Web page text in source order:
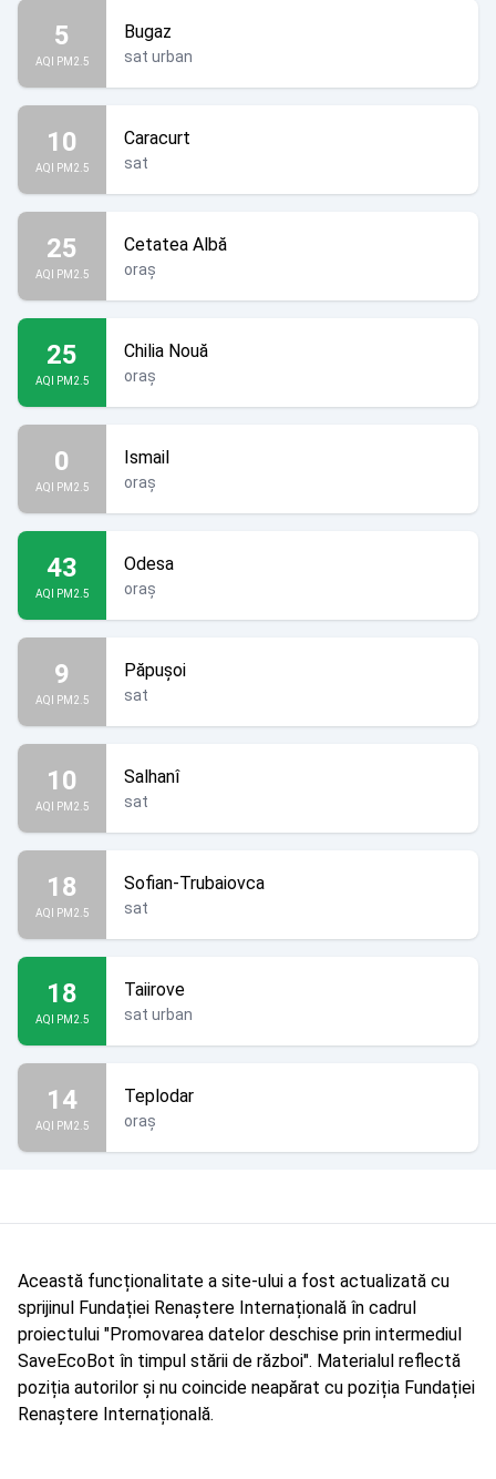
5
AQI PM2.5
Bugaz
sat urban
10
AQI PM2.5
Caracurt
sat
25
AQI PM2.5
Cetatea Albă
oraș
25
AQI PM2.5
Chilia Nouă
oraș
0
AQI PM2.5
Ismail
oraș
43
AQI PM2.5
Odesa
oraș
9
AQI PM2.5
Păpușoi
sat
10
AQI PM2.5
Salhanî
sat
18
AQI PM2.5
Sofian-Trubaiovca
sat
18
AQI PM2.5
Taiirove
sat urban
14
AQI PM2.5
Teplodar
oraș
Această funcționalitate a site-ului a fost actualizată cu
sprijinul Fundației Renaștere Internațională în cadrul
proiectului "Promovarea datelor deschise prin intermediul
SaveEcoBot în timpul stării de război". Materialul reflectă
poziția autorilor și nu coincide neapărat cu poziția Fundației
Renaștere Internațională.